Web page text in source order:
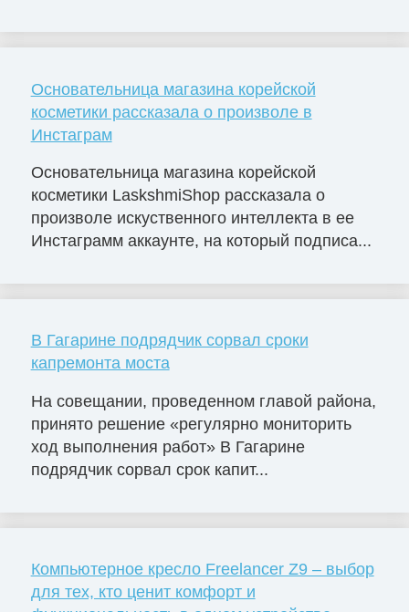
Основательница магазина корейской
косметики рассказала о произволе в
Инстаграм
Основательница магазина корейской
косметики LaskshmiShop рассказала о
произволе искуственного интеллекта в ее
Инстаграмм аккаунте, на который подписа...
В Гагарине подрядчик сорвал сроки
капремонта моста
На совещании, проведенном главой района,
принято решение «регулярно мониторить
ход выполнения работ» В Гагарине
подрядчик сорвал срок капит...
Компьютерное кресло Freelancer Z9 – выбор
для тех, кто ценит комфорт и